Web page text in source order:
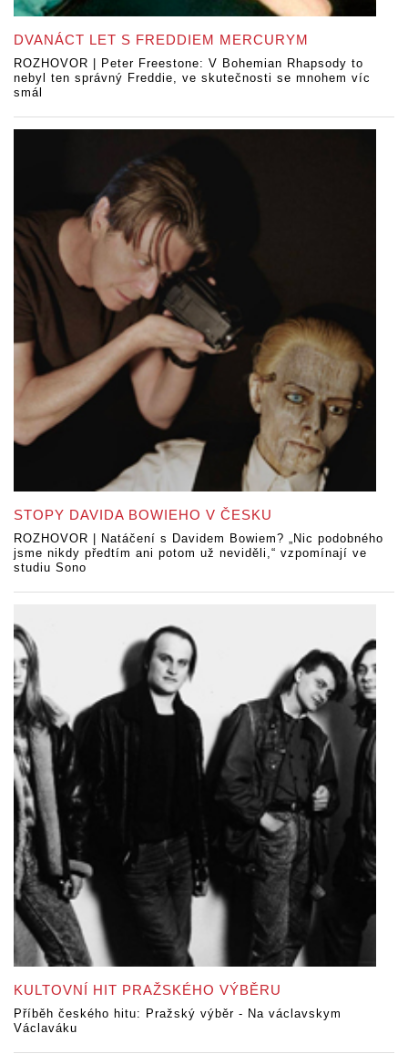
DVANÁCT LET S FREDDIEM MERCURYM
ROZHOVOR | Peter Freestone: V Bohemian Rhapsody to
nebyl ten správný Freddie, ve skutečnosti se mnohem víc
smál
STOPY DAVIDA BOWIEHO V ČESKU
ROZHOVOR | Natáčení s Davidem Bowiem? „Nic podobného
jsme nikdy předtím ani potom už neviděli,“ vzpomínají ve
studiu Sono
KULTOVNÍ HIT PRAŽSKÉHO VÝBĚRU
Příběh českého hitu: Pražský výběr - Na václavskym
Václaváku